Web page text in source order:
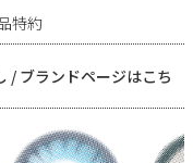
特約
/ ブランドページはこち